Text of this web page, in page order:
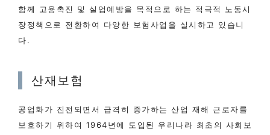
함께 고용촉진 및 실업예방을 목적으로 하는 적극적 노동시
장정책으로 전환하여 다양한 보험사업을 실시하고 있습니
다.
산재보험
공업화가 진전되면서 급격히 증가하는 산업 재해 근로자를
보호하기 위하여 1964년에 도입된 우리나라 최초의 사회보